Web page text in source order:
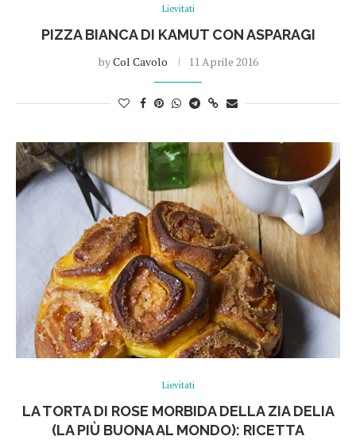
Lievitati
PIZZA BIANCA DI KAMUT CON ASPARAGI
byCol Cavolo 11 Aprile 2016
Lievitati
LA TORTA DI ROSE MORBIDA DELLA ZIA DELIA
(LA PIÙ BUONA AL MONDO): RICETTA